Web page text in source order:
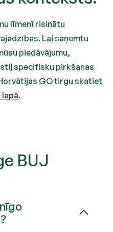
līmenī risinātu
Lai saņemtu
piedāvājumu,
specifisku pirkšanas
GO tirgu skatiet
.
BUJ